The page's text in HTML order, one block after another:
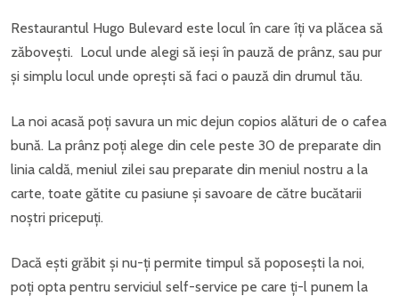
Restaurantul Hugo Bulevard este locul în care îți va plăcea să
zăbovești. Locul unde alegi să ieși în pauză de prânz, sau pur
și simplu locul unde oprești să faci o pauză din drumul tău.
La noi acasă poți savura un mic dejun copios alături de o cafea
bună. La prânz poți alege din cele peste 30 de preparate din
linia caldă, meniul zilei sau preparate din meniul nostru a la
carte, toate gătite cu pasiune și savoare de către bucătarii
noștri pricepuți.
Dacă ești grăbit și nu-ți permite timpul să poposești la noi,
poți opta pentru serviciul self-service pe care ți-l punem la